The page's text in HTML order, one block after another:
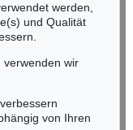
werden,
und Qualität
verwenden wir
von Ihren